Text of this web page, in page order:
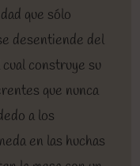
que sólo
desentiende del
construye su
que nunca
a los
en las huchas